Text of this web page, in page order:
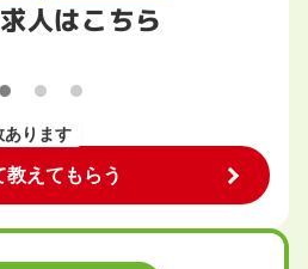
人はこちら
ります
教えてもらう